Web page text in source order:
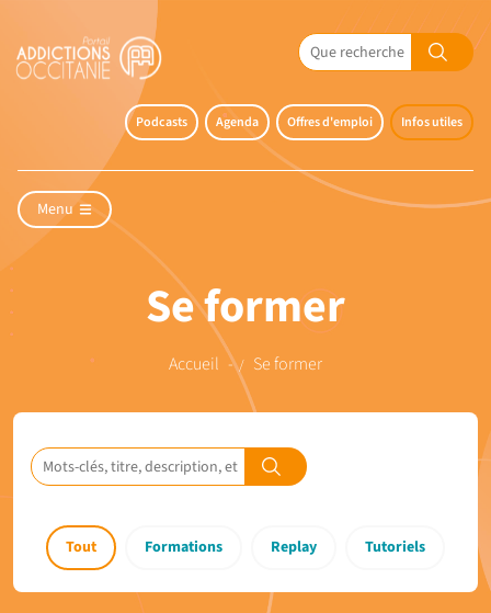
Podcasts Agenda Offres d'emploi Infos utiles
Menu
Se former
Accueil Se former
Tout Formations Replay Tutoriels